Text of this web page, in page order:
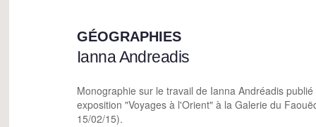
GÉOGRAPHIES
Ianna Andreadis
Monographie sur le travail de Ianna Andréadis
exposition "Voyages à l'Orient" à la Galerie du
15/02/15).